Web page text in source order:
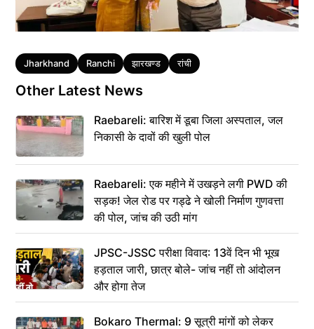
Tags
Jharkhand Ranchi झारखण्ड रांची
Other Latest News
Raebareli: बारिश में डूबा जिला अस्पताल, जल
निकासी के दावों की खुली पोल
Raebareli: एक महीने में उखड़ने लगी PWD की
सड़क! जेल रोड पर गड्ढे ने खोली निर्माण गुणवत्ता
की पोल, जांच की उठी मांग
JPSC-JSSC परीक्षा विवाद: 13वें दिन भी भूख
हड़ताल जारी, छात्र बोले- जांच नहीं तो आंदोलन
और होगा तेज
Bokaro Thermal: 9 सूत्री मांगों को लेकर